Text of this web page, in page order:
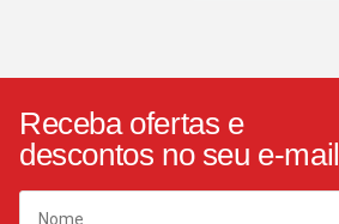
Receba ofertas e
descontos no seu e-mail